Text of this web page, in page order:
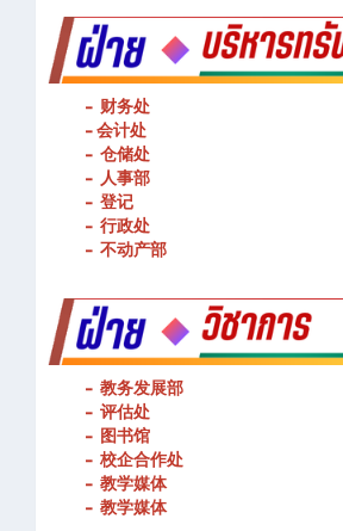
- 财务处
- 会计处
- 仓储处
- 人事部
- 登记
- 行政处
- 教务发展部
- 评估处
- 图书馆
- 校企合作处
- 教学媒体